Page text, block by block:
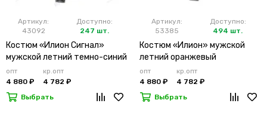
Артикул:
43092
Доступно:
247 шт.
Костюм «Илион Сигнал»
мужской летний темно-синий
опт
4 880 ₽
кр.опт
4 782 ₽
Выбрать
Артикул:
53385
Доступно:
494 шт.
Костюм «Илион» мужской
летний оранжевый
опт
4 880 ₽
кр.опт
4 782 ₽
Выбрать